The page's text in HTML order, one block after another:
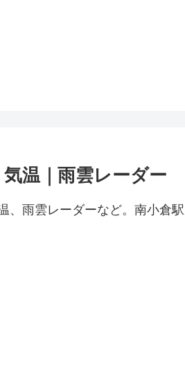
温｜雨雲レーダー
、雨雲レーダーなど。南小倉